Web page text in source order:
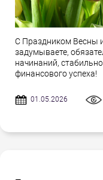
С Праздником Весны
задумываете,
начинаний,
финансового успеха!
01.05.2026